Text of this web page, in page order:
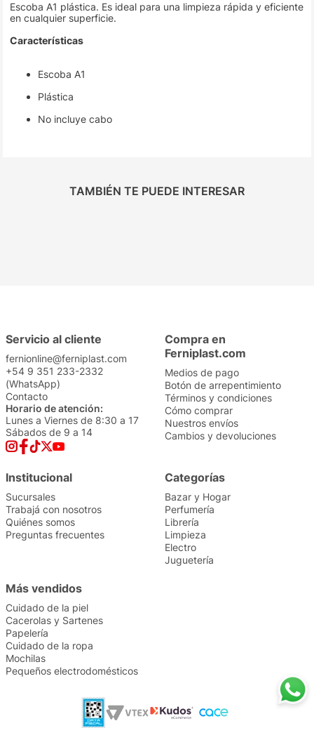
Escoba A1 plástica. Es ideal para una limpieza rápida y eficiente
en cualquier superficie.
Características
Escoba A1
Plástica
No incluye cabo
TAMBIÉN TE PUEDE INTERESAR
Servicio al cliente
fernionline@ferniplast.com
+54 9 351 233-2332
(WhatsApp)
Contacto
Horario de atención:
Lunes a Viernes de 8:30 a 17
Sábados de 9 a 14
Compra en
Ferniplast.com
Medios de pago
Botón de arrepentimiento
Términos y condiciones
Cómo comprar
Nuestros envíos
Cambios y devoluciones
Institucional
Sucursales
Trabajá con nosotros
Quiénes somos
Preguntas frecuentes
Categorías
Bazar y Hogar
Perfumería
Librería
Limpieza
Electro
Juguetería
Más vendidos
Cuidado de la piel
Cacerolas y Sartenes
Papelería
Cuidado de la ropa
Mochilas
Pequeños electrodomésticos